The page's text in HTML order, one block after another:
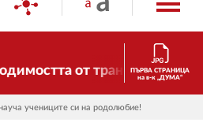
от трансформации. И
ПЪРВА СТРАНИЦА
на в-к „ДУМА“
учениците си на родолюбие!